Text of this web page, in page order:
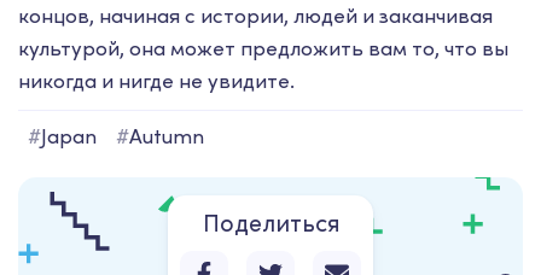
концов, начиная с истории, людей и заканчивая
культурой, она может предложить вам то, что вы
никогда и нигде не увидите.
#Japan #Autumn
Поделиться